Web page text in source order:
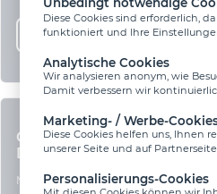
MEHR
GERMAN INNOVATION
DEPOT
Mehrfach ausgezeichnete
Diese Cookies sind erforderlich,
funktioniert und Ihre
Analytische Cookies
Wir analysieren anonym, wie
Damit verbessern wir
Marketing- / Werbe-
Diese Cookies helfen uns, Ihnen
unserer Seite und auf
Personalisierungs-Cookies